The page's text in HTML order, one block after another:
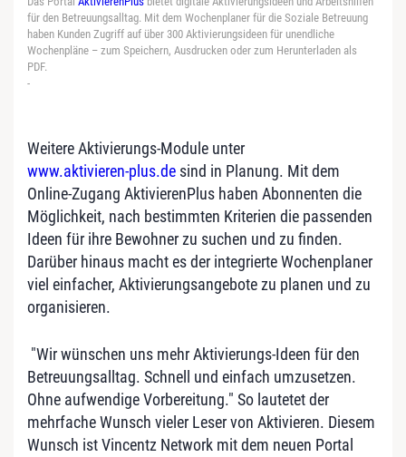
für den Betreuungsalltag. Mit dem Wochenplaner für die Soziale Betreuung
haben Kunden Zugriff auf über 300 Aktivierungsideen für unendliche
Wochenpläne – zum Speichern, Ausdrucken oder zum Herunterladen als
PDF.
-
Weitere Aktivierungs-Module unter
www.aktivieren-plus.de sind in Planung. Mit dem
Online-Zugang AktivierenPlus haben Abonnenten die
Möglichkeit, nach bestimmten Kriterien die passenden
Ideen für ihre Bewohner zu suchen und zu finden.
Darüber hinaus macht es der integrierte Wochenplaner
viel einfacher, Aktivierungsangebote zu planen und zu
organisieren.
"Wir wünschen uns mehr Aktivierungs-Ideen für den
Betreuungsalltag. Schnell und einfach umzusetzen.
Ohne aufwendige Vorbereitung." So lautetet der
mehrfache Wunsch vieler Leser von Aktivieren. Diesem
Wunsch ist Vincentz Network mit dem neuen Portal